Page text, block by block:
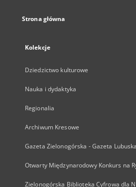
Strona główna
Kolekcje
Dziedzictwo kulturowe
Nauka i dydaktyka
Regionalia
Archiwum Kresowe
Gazeta Zielonogórska - Gazeta Lubuska
Otwarty Międzynarodowy Konkurs na
Zielonogórska Biblioteka Cyfrowa dla